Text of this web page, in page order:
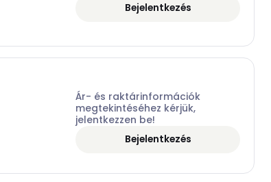
Bejelentkezés
Ár- és raktárinformációk
megtekintéséhez kérjük,
jelentkezzen be!
Bejelentkezés